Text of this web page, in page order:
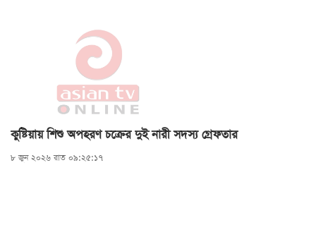
কুষ্টিয়ায় শিশু অপহরণ চক্রের দুই নারী সদস্য গ্রেফতার
৮ জুন ২০২৬ রাত ০৯:২৫:১৭